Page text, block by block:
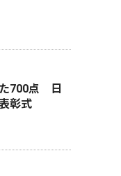
700点 日
彰式